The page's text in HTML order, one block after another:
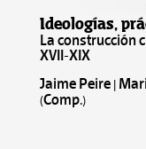
Ideologías,
La construcción
XVII-XIX
Jaime Peire |
(Comp.)